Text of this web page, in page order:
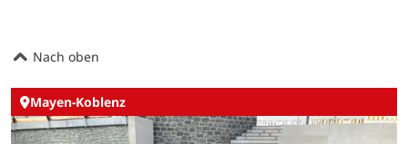
Nach oben
Mayen-Koblenz